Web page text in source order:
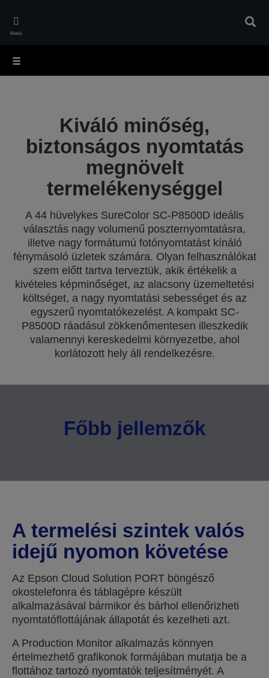
main
Menü
Kiváló minőség,
biztonságos nyomtatás
megnövelt
termelékenységgel
A 44 hüvelykes SureColor SC-P8500D ideális
választás nagy volumenű poszternyomtatásra,
illetve nagy formátumú fotónyomtatást kínáló
fénymásoló üzletek számára. Olyan felhasználókat
szem előtt tartva terveztük, akik értékelik a
kivételes képminőséget, az alacsony üzemeltetési
költséget, a nagy nyomtatási sebességet és az
egyszerű nyomtatókezelést. A kompakt SC-
P8500D ráadásul zökkenőmentesen illeszkedik
valamennyi kereskedelmi környezetbe, ahol
korlátozott hely áll rendelkezésre.
Főbb jellemzők
A termelési szintek valós
idejű nyomon követése
Az Epson Cloud Solution PORT böngésző
okostelefonra és táblagépre készült
alkalmazásával bármikor és bárhol ellenőrizheti
nyomtatóflottájának állapotát és kezelheti azt.
A Production Monitor alkalmazás könnyen
értelmezhető grafikonok formájában mutatja be a
flottához tartozó nyomtatók teljesítményét. A